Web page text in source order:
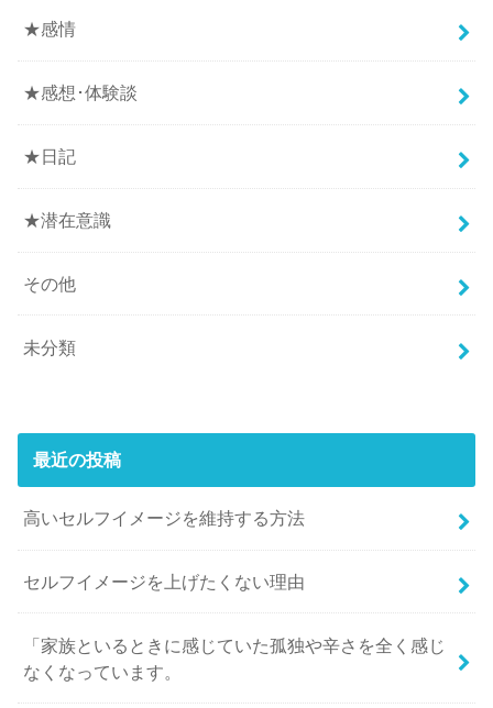
★感情
★感想･体験談
★日記
★潜在意識
その他
未分類
最近の投稿
高いセルフイメージを維持する方法
セルフイメージを上げたくない理由
「家族といるときに感じていた孤独や辛さを全く感じ
なくなっています。